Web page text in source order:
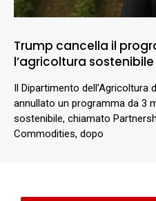
Trump cancella il
l’agricoltura
Il Dipartimento dell’Agricoltura
annullato un programma da 3
sostenibile, chiamato
Commodities, dopo